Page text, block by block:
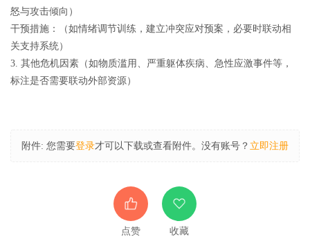
怒与攻击倾向）
干预措施：（如情绪调节训练，建立冲突应对预案，必要时联动相
关支持系统）
3. 其他危机因素 （如物质滥用、严重躯体疾病、急性应激事件等，
标注是否需要联动外部资源）
附件: 您需要登录才可以下载或查看附件。没有账号？ 立即注册
点赞 收藏